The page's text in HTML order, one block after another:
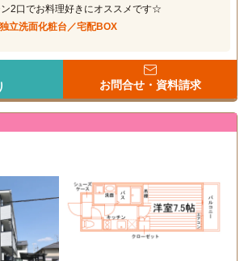
2口でお料理好きにオススメです☆
立洗面化粧台／宅配BOX
お問合せ・資料請求